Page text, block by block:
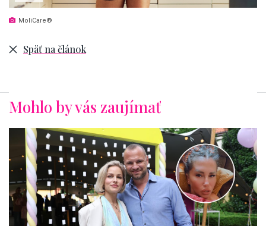
MoliCare®
Späť na článok
Mohlo by vás zaujímať